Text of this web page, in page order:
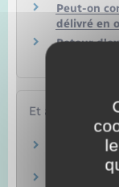
Peut-on
délivré en
Retour
son
Et aussi
Conduire
Transports –
Titres,